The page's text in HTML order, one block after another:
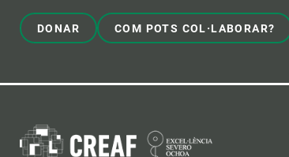
DONAR COM POTS COL·LABORAR?